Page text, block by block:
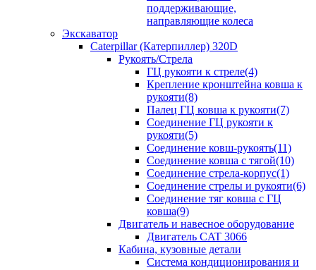
поддерживающие,
направляющие колеса
Экскаватор
Caterpillar (Катерпиллер) 320D
Рукоять/Стрела
ГЦ рукояти к стреле(4)
Крепление кронштейна ковша к
рукояти(8)
Палец ГЦ ковша к рукояти(7)
Соединение ГЦ рукояти к
рукояти(5)
Соединение ковш-рукоять(11)
Соединение ковша с тягой(10)
Соединение стрела-корпус(1)
Соединение стрелы и рукояти(6)
Соединение тяг ковша с ГЦ
ковша(9)
Двигатель и навесное оборудование
Двигатель CAT 3066
Кабина, кузовные детали
Система кондиционирования и